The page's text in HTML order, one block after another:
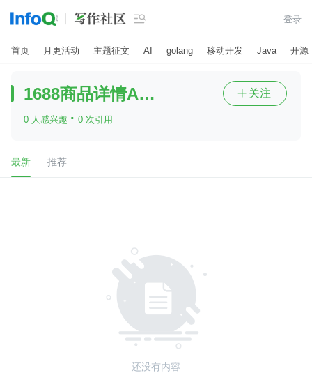
 登录
首页 月更活动 主题征文 AI golang 移动开发 Java 开源
1688商品详情API、
0 人感兴趣 · 0 次引用
 关注
最新 推荐
还没有内容